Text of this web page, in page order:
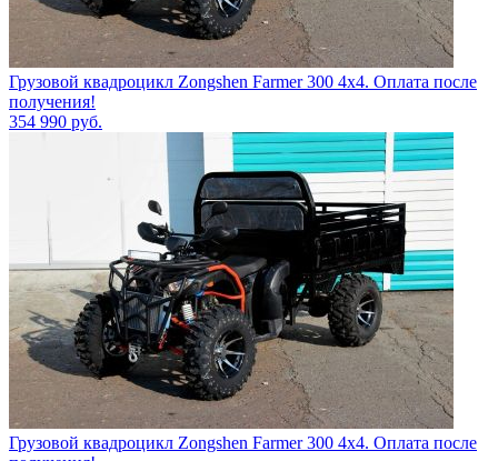
Грузовой квадроцикл Zongshen Farmer 300 4х4. Оплата после
получения!
354 990 руб.
Грузовой квадроцикл Zongshen Farmer 300 4х4. Оплата после